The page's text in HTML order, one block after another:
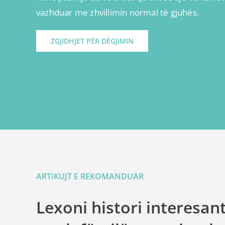
vazhduar me zhvillimin normal të gjuhës.
ZGJIDHJET PËR DËGJIMIN
ARTIKUJT E REKOMANDUAR
Lexoni histori